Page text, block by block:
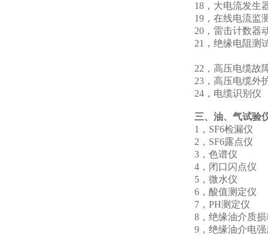
18，大电
19，在线
20，雷击
21，绝缘
22，高压
23，高压
24，电
三、油、气试验
1，SF6
2，SF6露点
3，色谱仪
4，闭口闪
5，微水仪
6，酸值测
7，PH测
8，绝缘油介
9，绝缘油介